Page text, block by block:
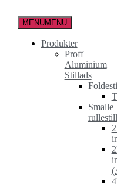
indholdet
MENUMENU
Produkter
Proff
Aluminium
Stillads
Smalle